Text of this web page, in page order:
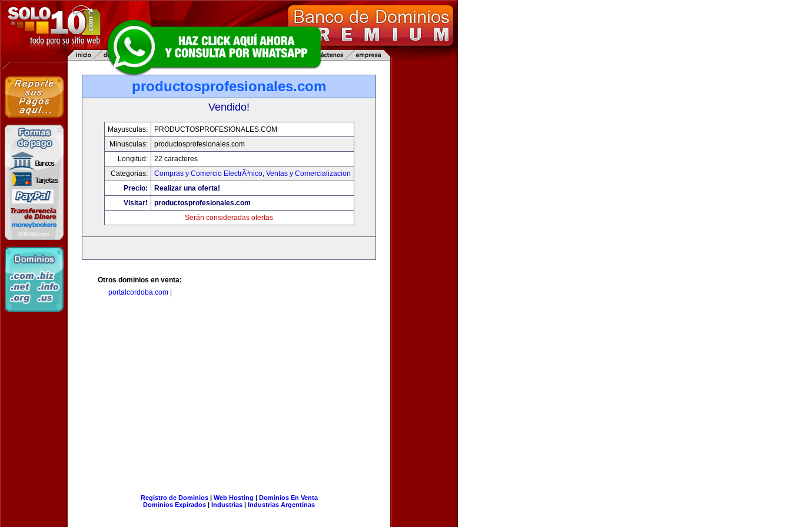
productosprofesionales.com
Vendido!
Mayusculas:
PRODUCTOSPROFESIONALES.COM
Minusculas:
productosprofesionales.com
Longitud:
22 caracteres
Categorias:
Compras y Comercio ElectrÃ³nico, Ventas y Comercializacion
Precio:
Realizar una oferta!
Visitar!
productosprofesionales.com
Serán consideradas ofertas
Otros dominios en venta:
portalcordoba.com|
Registro de Dominios| Web Hosting | Dominios En Venta
Dominios Expirados | Industrias | Industrias Argentinas